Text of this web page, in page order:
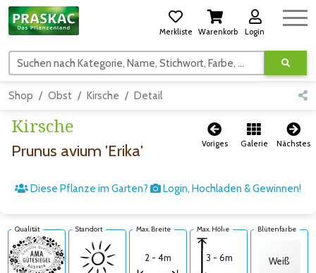
Merkliste Warenkorb Login
Suchen nach Kategorie, Name, Stichwort, Farbe, usw.
Shop Obst Kirsche Detail
Kirsche
Prunus avium 'Erika' Voriges Galerie Nächstes
Diese Pflanze im Garten? Login, Hochladen & Gewinnen!
Qualität Standort Max. Breite
2 - 4m
Max. Höhe
3 - 6m
Blütenfarbe
Weiß